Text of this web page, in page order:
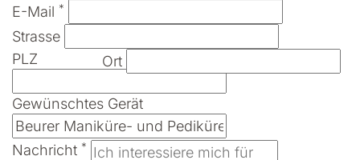
E-Mail *
Strasse
PLZ
Ort
Gewünschtes Gerät
Nachricht *